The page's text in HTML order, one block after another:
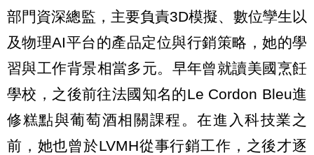
部門資深總監，主要負責3D模擬、數位孿生以
及物理AI平台的產品定位與行銷策略，她的學
習與工作背景相當多元。早年曾就讀美國烹飪
學校，之後前往法國知名的Le Cordon Bleu進
修糕點與葡萄酒相關課程。在進入科技業之
前，她也曾於LVMH從事行銷工作，之後才逐